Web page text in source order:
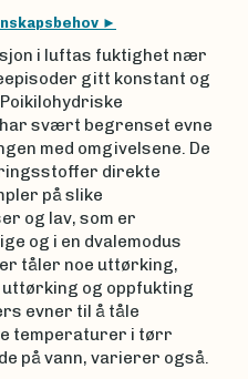
i luftas fuktighet nær
gitt konstant og
svært begrenset evne
med omgivelsene. De
direkte
på slike
og lav, som er
og i en dvalemodus
tåler noe uttørking,
og oppfukting
evner til å tåle
temperaturer i tørr
på vann, varierer også.